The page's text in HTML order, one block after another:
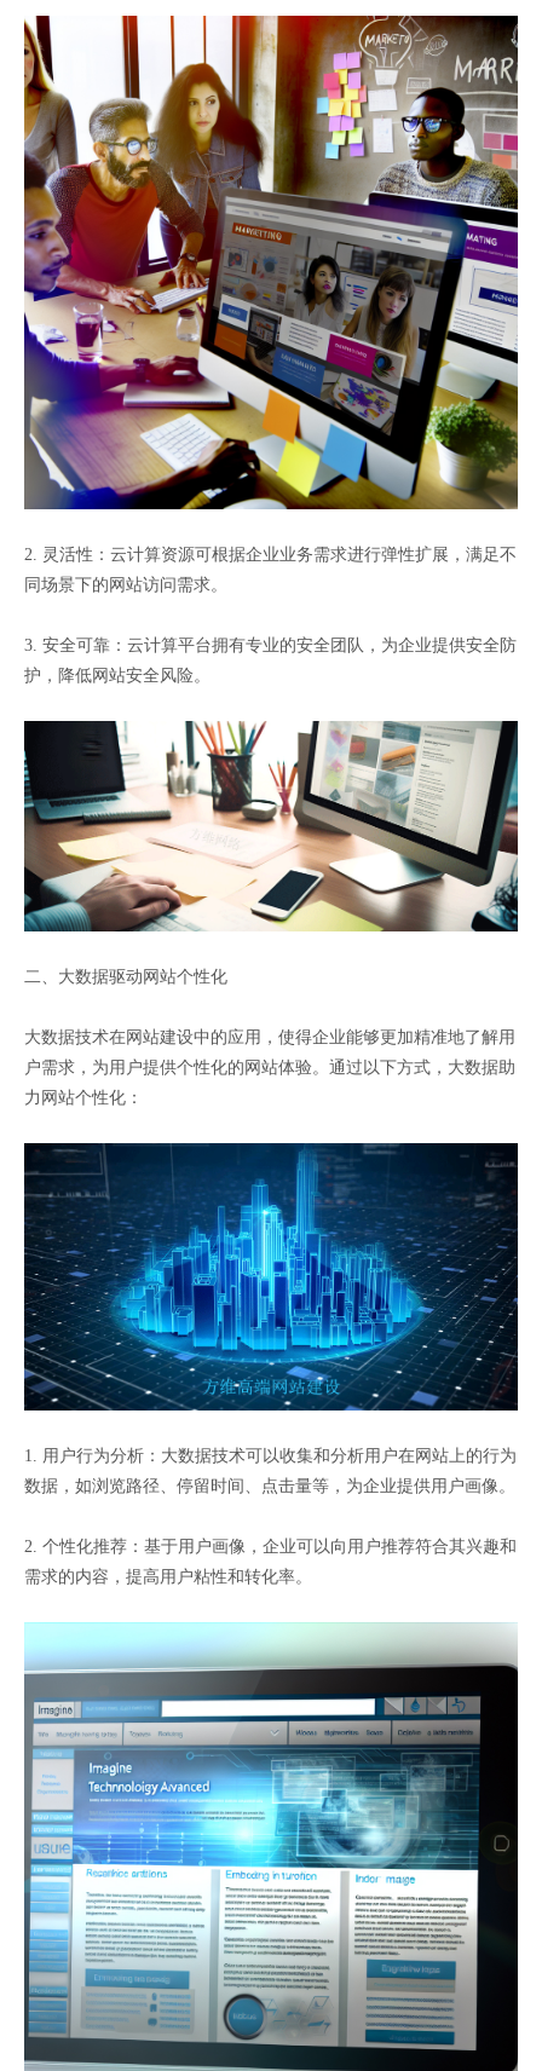
2. 灵活性：云计算资源可根据企业业务需求进行弹性扩展，满足不
同场景下的网站访问需求。
3. 安全可靠：云计算平台拥有专业的安全团队，为企业提供安全防
护，降低网站安全风险。
二、大数据驱动网站个性化
大数据技术在网站建设中的应用，使得企业能够更加精准地了解用
户需求，为用户提供个性化的网站体验。通过以下方式，大数据助
力网站个性化：
1. 用户行为分析：大数据技术可以收集和分析用户在网站上的行为
数据，如浏览路径、停留时间、点击量等，为企业提供用户画像。
2. 个性化推荐：基于用户画像，企业可以向用户推荐符合其兴趣和
需求的内容，提高用户粘性和转化率。